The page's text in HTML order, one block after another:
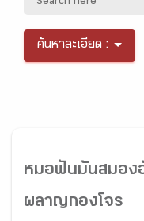
ค้นหาละเอียด :
หมอฟันมันสมอง
ผลาญกองโจร